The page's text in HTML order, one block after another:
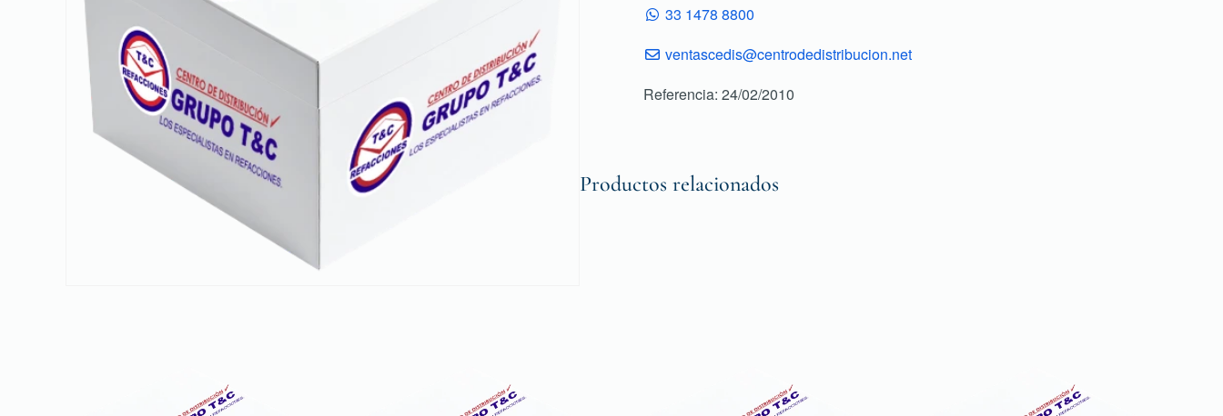
33 1478 8800
ventascedis@centrodedistribucion.net
Referencia: 24/02/2010
Productos relacionados